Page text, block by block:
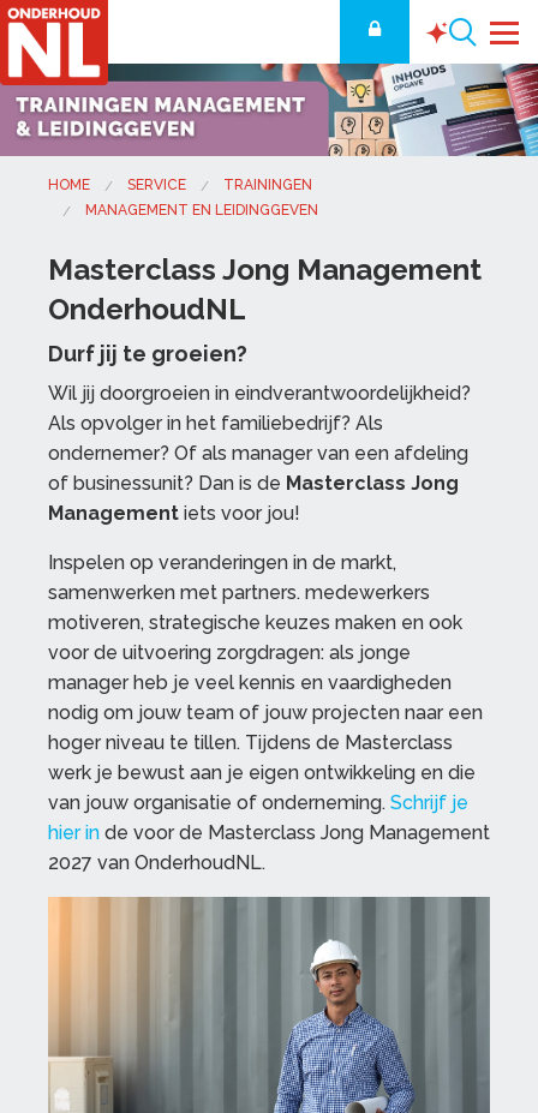
HOME SERVICE
TRAININGEN
MANAGEMENT EN LEIDINGGEVEN
Masterclass Jong Management
OnderhoudNL
Durf jij te groeien?
Wil jij doorgroeien in eindverantwoordelijkheid?
Als opvolger in het familiebedrijf? Als
ondernemer? Of als manager van een afdeling
of businessunit? Dan is de Masterclass Jong
Management iets voor jou!
Inspelen op veranderingen in de markt,
samenwerken met partners. medewerkers
motiveren, strategische keuzes maken en ook
voor de uitvoering zorgdragen: als jonge
manager heb je veel kennis en vaardigheden
nodig om jouw team of jouw projecten naar een
hoger niveau te tillen. Tijdens de Masterclass
werk je bewust aan je eigen ontwikkeling en die
van jouw organisatie of onderneming. Schrijf je
hier in de voor de Masterclass Jong Management
2027 van OnderhoudNL.